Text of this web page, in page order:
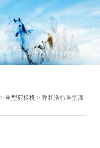
>重型剪板机 > 呼和浩特重型液